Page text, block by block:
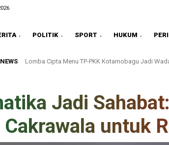
POLITIK SPORT HUKUM
Lomba Cipta Menu TP-PKK Kotamobagu Jadi
Jadi
Cakrawala untuk